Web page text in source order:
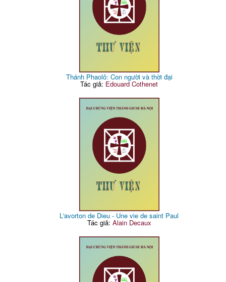
Thánh Phaolô: Con người và thời đại
Tác giả: Edouard Cothenet
L'avorton de Dieu - Une vie de saint Paul
Tác giả: Alain Decaux